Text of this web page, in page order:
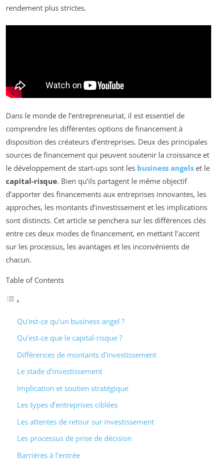
rendement plus strictes.
Dans le monde de l’entrepreneuriat, il est essentiel de
comprendre les différentes options de financement à
disposition des créateurs d’entreprises. Deux des principales
sources de financement qui peuvent soutenir la croissance et
le développement de start-ups sont les business angels et le
capital-risque. Bien qu’ils partagent le même objectif
d’apporter des financements aux entreprises innovantes, les
approches, les montants d’investissement et les implications
sont distincts. Cet article se penchera sur les différences clés
entre ces deux modes de financement, en mettant l’accent
sur les processus, les avantages et les inconvénients de
chacun.
Table of Contents
Qu’est-ce qu’un business angel ?
Qu’est-ce que le capital-risque ?
Différences de montants d’investissement
Le stade d’investissement
Implication et soutien stratégique
Les types d’entreprises ciblées
Les attentes de retour sur investissement
Les processus de prise de décision
Barrières à l’entrée